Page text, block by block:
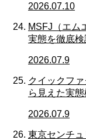
2026.07.10
MSFJ（エム
実態を徹底検
2026.07.9
クイックフ
ら見えた実態
2026.07.9
東京センチ